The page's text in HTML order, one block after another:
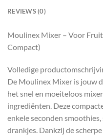
REVIEWS (0)
Moulinex Mixer – Voor
Compact)
Volledige
De Moulinex Mixer is jouw
het snel en moeiteloos
ingrediënten. Deze
enkele seconden
drankjes. Dankzij de